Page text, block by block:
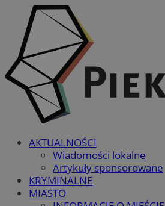
AKTUALNOŚCI
Wiadomości lokalne
Artykuły sponsorowane
KRYMINALNE
MIASTO